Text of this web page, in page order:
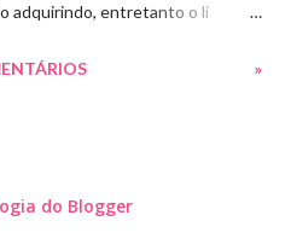
adquirindo, entretanto o li
que ficaram muito fofos
como não amar?) para
»
do Blogger